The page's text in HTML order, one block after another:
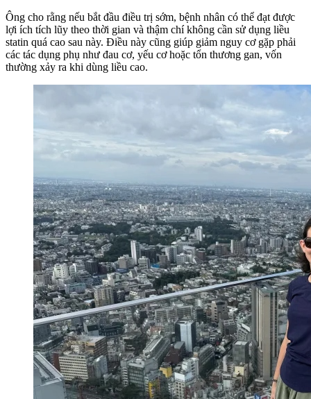
Ông cho rằng nếu bắt đầu điều trị sớm, bệnh nhân có thể đạt được
lợi ích tích lũy theo thời gian và thậm chí không cần sử dụng liều
statin quá cao sau này. Điều này cũng giúp giảm nguy cơ gặp phải
các tác dụng phụ như đau cơ, yếu cơ hoặc tổn thương gan, vốn
thường xảy ra khi dùng liều cao.